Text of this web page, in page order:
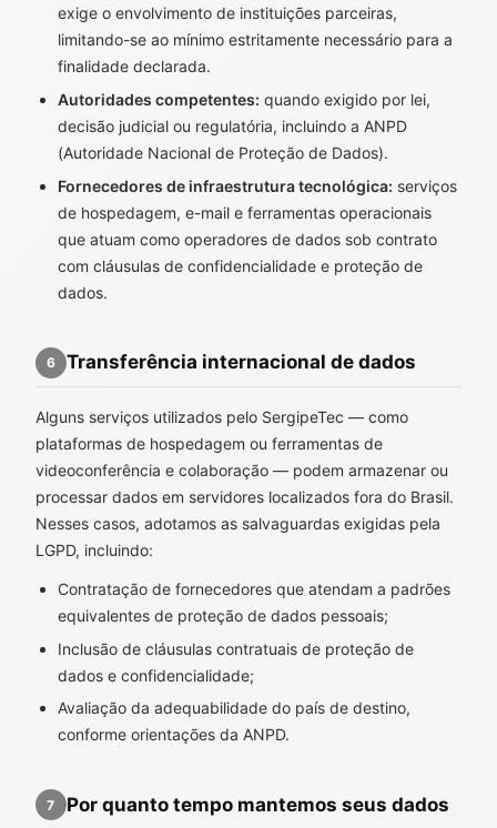
exige o envolvimento de instituições parceiras,
limitando-se ao mínimo estritamente necessário para a
finalidade declarada.
Autoridades competentes: quando exigido por lei,
decisão judicial ou regulatória, incluindo a ANPD
(Autoridade Nacional de Proteção de Dados).
Fornecedores de infraestrutura tecnológica: serviços
de hospedagem, e-mail e ferramentas operacionais
que atuam como operadores de dados sob contrato
com cláusulas de confidencialidade e proteção de
dados.
6 Transferência internacional de dados
Alguns serviços utilizados pelo SergipeTec — como
plataformas de hospedagem ou ferramentas de
videoconferência e colaboração — podem armazenar ou
processar dados em servidores localizados fora do Brasil.
Nesses casos, adotamos as salvaguardas exigidas pela
LGPD, incluindo:
Contratação de fornecedores que atendam a padrões
equivalentes de proteção de dados pessoais;
Inclusão de cláusulas contratuais de proteção de
dados e confidencialidade;
Avaliação da adequabilidade do país de destino,
conforme orientações da ANPD.
7 Por quanto tempo mantemos seus dados